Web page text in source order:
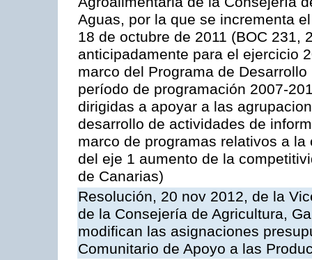
Aguas, por la que se incrementa
18 de octubre de 2011 (BOC 231,
anticipadamente para el ejercicio
marco del Programa de
período de programación 2007-
dirigidas a apoyar a las
desarrollo de actividades de
marco de programas relativos a
del eje 1 aumento de la
de Canarias)
Resolución, 20 nov 2012, de la
de la Consejería de Agricultura,
modifican las asignaciones
Comunitario de Apoyo a las